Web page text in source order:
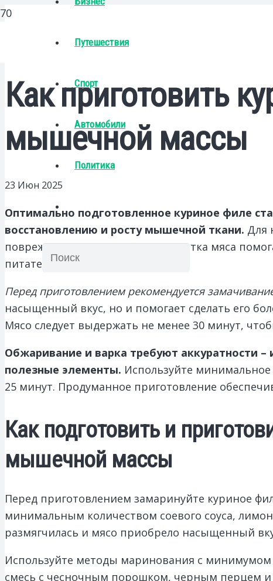
Путешествия
Спорт
Автомобили
Политика
Как приготовить
мышечной массы
23 Июн 2025
Оптимально подготовленное куриное филе
восстановлению и росту мышечной ткани. Для
повреждений. Правильная обработка мяса
питательную ценность.
Перед приготовлением рекомендуется
насыщенный вкус, но и помогает сделать его
Мясо следует выдержать не менее 30 минут,
Обжаривание и варка требуют аккуратности
полезные элементы. Используйте минимальное
25 минут. Продуманное приготовление
Как подготовить и
мышечной массы
Перед приготовлением замаринуйте куриное
минимальным количеством соевого соуса,
размягчилась и мясо приобрело насыщенный
Используйте методы маринования с
смесь с чесночным порошком, черным перцем и